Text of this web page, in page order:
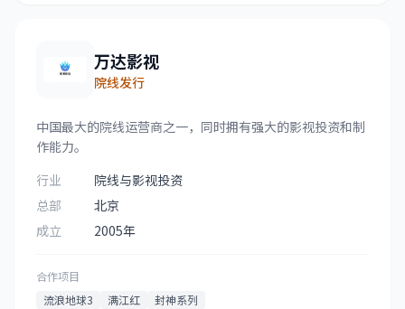
万达影视
院线发行
中国最大的院线运营商之一，同时拥有强大的影视投资和制
作能力。
行业
院线与影视投资
总部
北京
成立
2005年
合作项目
流浪地球3
满江红 封神系列